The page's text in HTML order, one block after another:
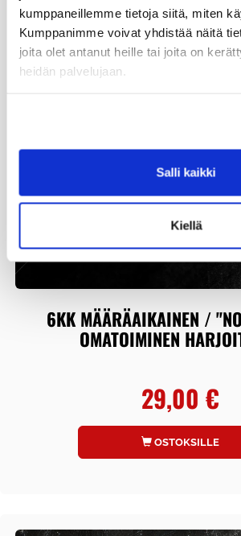
kumppaneillemme tietoja siitä, miten
Kumppanimme voivat yhdistää näitä
joita olet antanut heille tai joita on
heidän palvelujaan.
Salli kaikki
Kiellä
6KK MÄÄRÄAIKAINEN /
OMATOIMINEN
29,00 €
OSTOKSILLE